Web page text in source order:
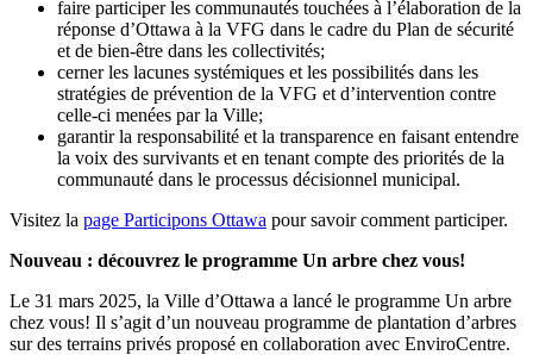
faire participer les communautés touchées à l’élaboration de la
réponse d’Ottawa à la VFG dans le cadre du Plan de sécurité
et de bien-être dans les collectivités;
cerner les lacunes systémiques et les possibilités dans les
stratégies de prévention de la VFG et d’intervention contre
celle-ci menées par la Ville;
garantir la responsabilité et la transparence en faisant entendre
la voix des survivants et en tenant compte des priorités de la
communauté dans le processus décisionnel municipal.
Visitez la page Participons Ottawa pour savoir comment participer.
Nouveau : découvrez le programme Un arbre chez vous!
Le 31 mars 2025, la Ville d’Ottawa a lancé le programme Un arbre
chez vous! Il s’agit d’un nouveau programme de plantation d’arbres
sur des terrains privés proposé en collaboration avec EnviroCentre.